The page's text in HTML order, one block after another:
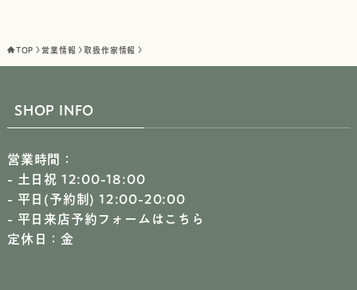
TOP 営業情報 取扱作家情報
SHOP INFO
営業時間：
- 土日祝 12:00-18:00
- 平日(予約制) 12:00-20:00
- 平日来店予約フォームはこちら
定休日：金